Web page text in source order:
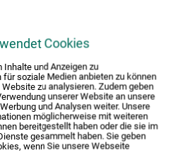
Cookies
und Anzeigen zu
soziale Medien anbieten zu können
zu analysieren. Zudem geben
unserer Website an unsere
und Analysen weiter. Unsere
möglicherweise mit weiteren
bereitgestellt haben oder die sie im
gesammelt haben. Sie geben
wenn Sie unsere Webseite
dass wir Kunde bei Der Grüne Punkt –
sind und unsere Verkaufsverpackungen